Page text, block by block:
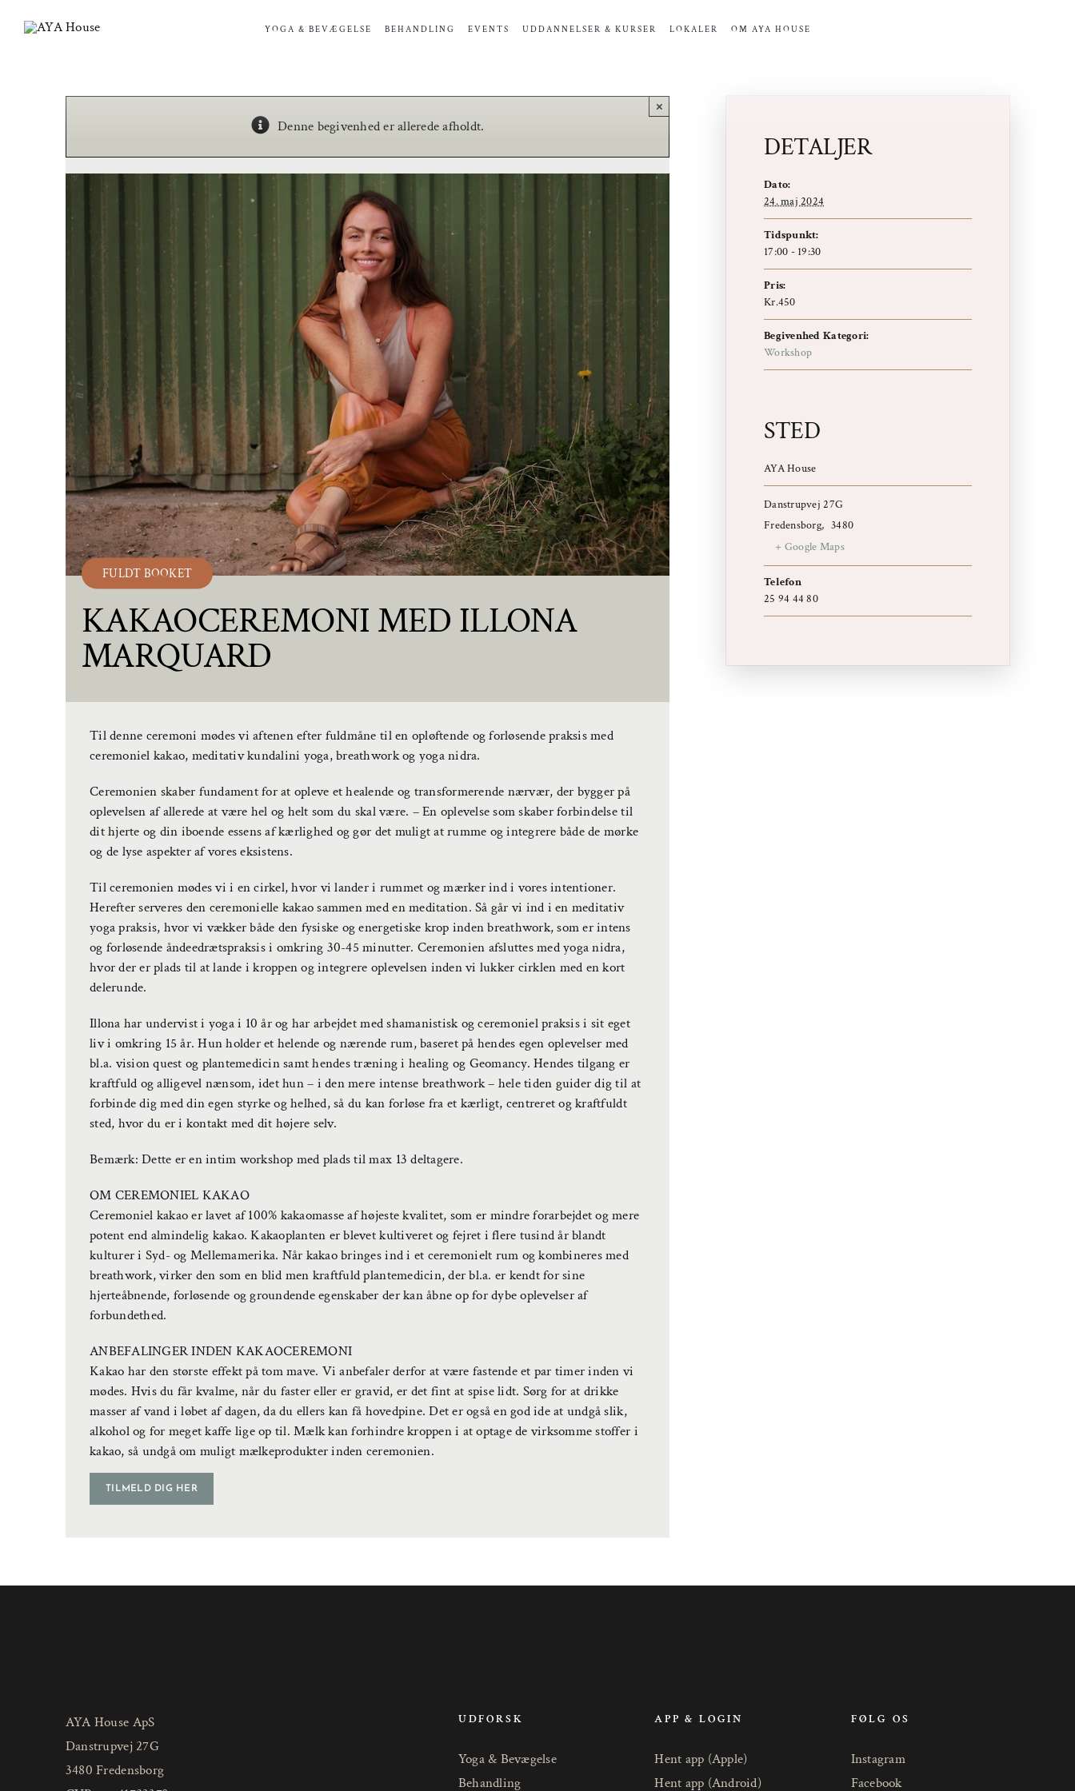
YOGA & BEVÆGELSE BEHANDLING EVENTS UDDANNELSER & KURSER LOKALER OM AYA HOUSE
Denne begivenhed er allerede afholdt.
×
FULDT BOOKET
KAKAOCEREMONI MED ILLONA
MARQUARD
Til denne ceremoni mødes vi aftenen efter fuldmåne til en opløftende og forløsende praksis med
ceremoniel kakao, meditativ kundalini yoga, breathwork og yoga nidra.
Ceremonien skaber fundament for at opleve et healende og transformerende nærvær, der bygger på
oplevelsen af allerede at være hel og helt som du skal være. – En oplevelse som skaber forbindelse til
dit hjerte og din iboende essens af kærlighed og gør det muligt at rumme og integrere både de mørke
og de lyse aspekter af vores eksistens.
Til ceremonien mødes vi i en cirkel, hvor vi lander i rummet og mærker ind i vores intentioner.
Herefter serveres den ceremonielle kakao sammen med en meditation. Så går vi ind i en meditativ
yoga praksis, hvor vi vækker både den fysiske og energetiske krop inden breathwork, som er intens
og forløsende åndeedrætspraksis i omkring 30-45 minutter. Ceremonien afsluttes med yoga nidra,
hvor der er plads til at lande i kroppen og integrere oplevelsen inden vi lukker cirklen med en kort
delerunde.
Illona har undervist i yoga i 10 år og har arbejdet med shamanistisk og ceremoniel praksis i sit eget
liv i omkring 15 år. Hun holder et helende og nærende rum, baseret på hendes egen oplevelser med
bl.a. vision quest og plantemedicin samt hendes træning i healing og Geomancy. Hendes tilgang er
kraftfuld og alligevel nænsom, idet hun – i den mere intense breathwork – hele tiden guider dig til at
forbinde dig med din egen styrke og helhed, så du kan forløse fra et kærligt, centreret og kraftfuldt
sted, hvor du er i kontakt med dit højere selv.
Bemærk: Dette er en intim workshop med plads til max 13 deltagere.
OM CEREMONIEL KAKAO
Ceremoniel kakao er lavet af 100% kakaomasse af højeste kvalitet, som er mindre forarbejdet og mere
potent end almindelig kakao. Kakaoplanten er blevet kultiveret og fejret i flere tusind år blandt
kulturer i Syd- og Mellemamerika. Når kakao bringes ind i et ceremonielt rum og kombineres med
breathwork, virker den som en blid men kraftfuld plantemedicin, der bl.a. er kendt for sine
hjerteåbnende, forløsende og groundende egenskaber der kan åbne op for dybe oplevelser af
forbundethed.
ANBEFALINGER INDEN KAKAOCEREMONI
Kakao har den største effekt på tom mave. Vi anbefaler derfor at være fastende et par timer inden vi
mødes. Hvis du får kvalme, når du faster eller er gravid, er det fint at spise lidt. Sørg for at drikke
masser af vand i løbet af dagen, da du ellers kan få hovedpine. Det er også en god ide at undgå slik,
alkohol og for meget kaffe lige op til. Mælk kan forhindre kroppen i at optage de virksomme stoffer i
kakao, så undgå om muligt mælkeprodukter inden ceremonien.
TILMELD DIG HER
DETALJER
Dato:
24. maj 2024
Tidspunkt:
17:00 - 19:30
Pris:
Kr.450
Begivenhed Kategori:
Workshop
STED
AYA House
Danstrupvej 27G
Fredensborg, 3480
+ Google Maps
Telefon
25 94 44 80
AYA House ApS
Danstrupvej 27G
3480 Fredensborg
UDFORSK
Yoga & Bevægelse
Behandling
APP & LOGIN
Hent app (Apple)
Hent app (Android)
FØLG OS
Instagram
Facebook